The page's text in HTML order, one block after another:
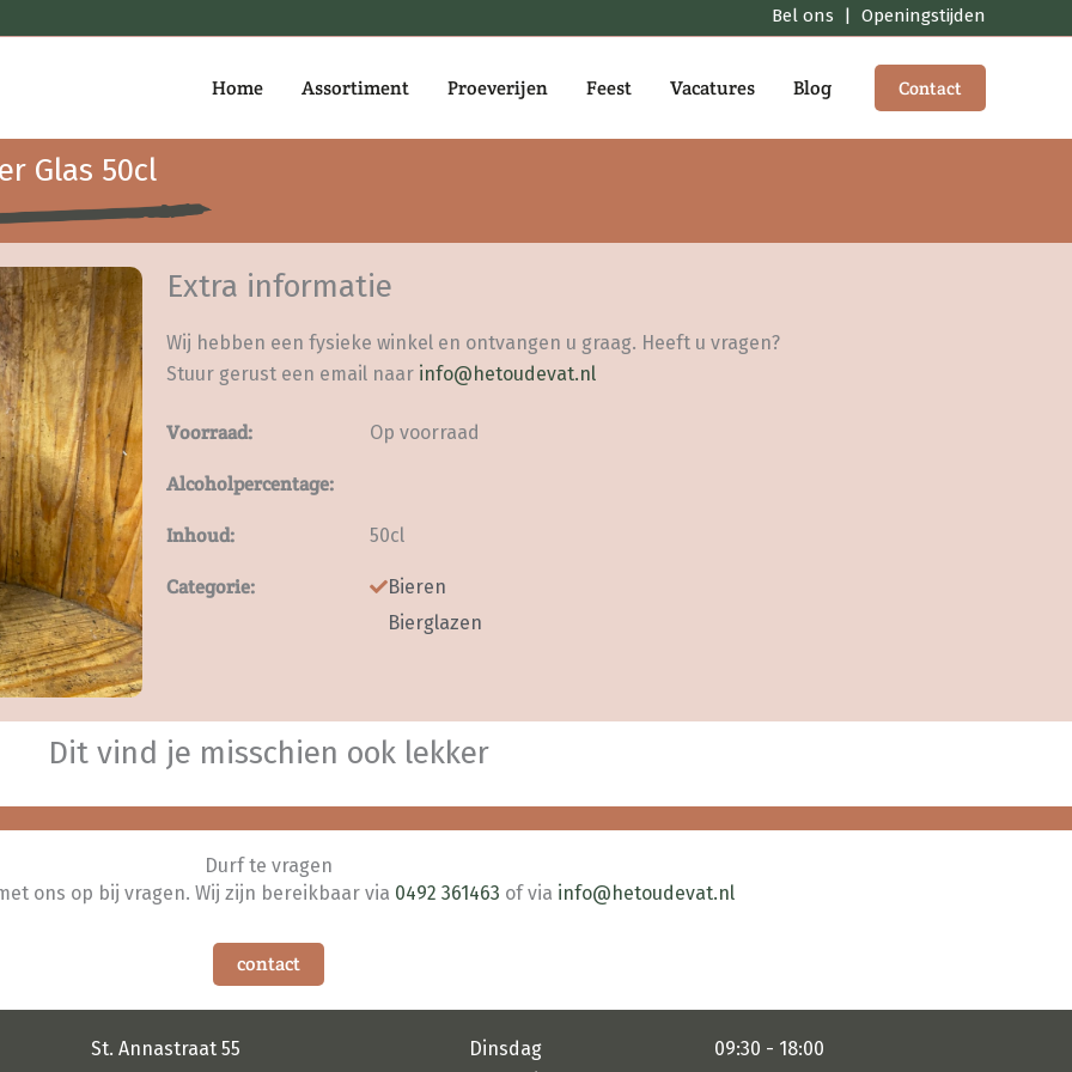
Bel ons | Openingstijden
Home Assortiment Proeverijen Feest Vacatures Blog Contact
Glas 50cl
Extra informatie
Wij hebben een fysieke winkel en ontvangen u graag. Heeft u vragen?
Stuur gerust een email naar info@hetoudevat.nl
Voorraad: Op voorraad
Alcoholpercentage:
Inhoud: 50cl
Categorie:
Bieren
Bierglazen
Dit vind je misschien ook lekker
Durf te vragen
ons op bij vragen. Wij zijn bereikbaar via 0492 361463 of via info@hetoudevat.nl
contact
St. Annastraat 55
Dinsdag
09:30 - 18:00